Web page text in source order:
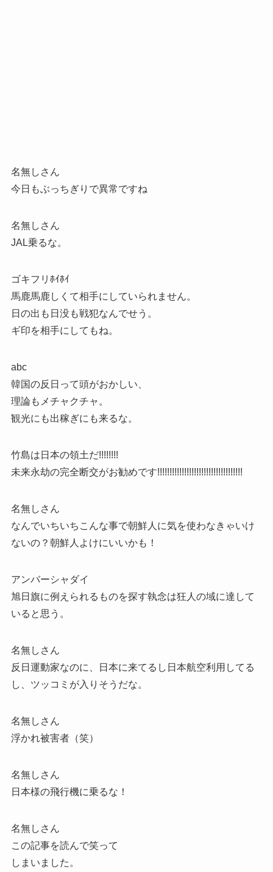
名無しさん
今日もぶっちぎりで異常ですね
名無しさん
JAL乗るな。
ゴキフリﾎｲﾎｲ
馬鹿馬鹿しくて相手にしていられません。
日の出も日没も戦犯なんでせう。
ギ印を相手にしてもね。
abc
韓国の反日って頭がおかしい、
理論もメチャクチャ。
観光にも出稼ぎにも来るな。
竹島は日本の領土だ!!!!!!!!
未来永劫の完全断交がお勧めです!!!!!!!!!!!!!!!!!!!!!!!!!!!!!!!!!!!
名無しさん
なんでいちいちこんな事で朝鮮人に気を使わなきゃいけ
ないの？朝鮮人よけにいいかも！
アンバーシャダイ
旭日旗に例えられるものを探す執念は狂人の域に達して
いると思う。
名無しさん
反日運動家なのに、日本に来てるし日本航空利用してる
し、ツッコミが入りそうだな。
名無しさん
浮かれ被害者（笑）
名無しさん
日本様の飛行機に乗るな！
名無しさん
この記事を読んで笑って
しまいました。